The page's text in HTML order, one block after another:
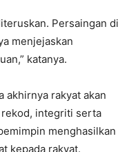
Persaingan di
menjejaskan
katanya.
akhirnya rakyat akan
integriti serta
menghasilkan
kepada rakyat.